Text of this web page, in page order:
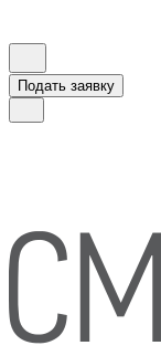
Подать заявку